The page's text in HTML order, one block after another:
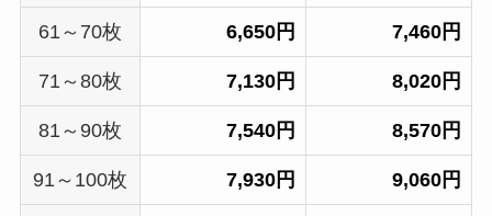
61～70枚 6,650円 7,460円
71～80枚 7,130円 8,020円
81～90枚 7,540円 8,570円
91～100枚 7,930円 9,060円